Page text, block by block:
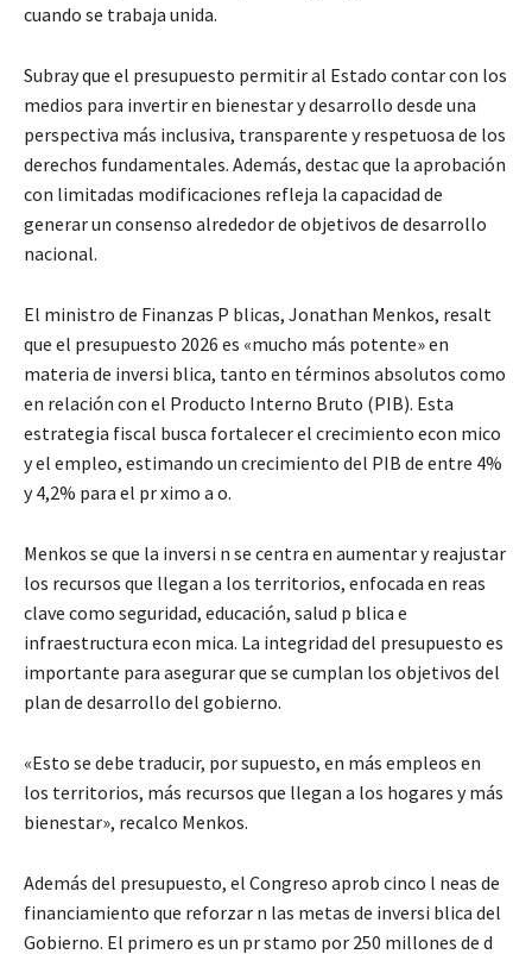
cuando se trabaja unida.
Subray que el presupuesto permitir al Estado contar con los
medios para invertir en bienestar y desarrollo desde una
perspectiva más inclusiva, transparente y respetuosa de los
derechos fundamentales. Además, destac que la aprobación
con limitadas modificaciones refleja la capacidad de
generar un consenso alrededor de objetivos de desarrollo
nacional.
El ministro de Finanzas P blicas, Jonathan Menkos, resalt
que el presupuesto 2026 es «mucho más potente» en
materia de inversi blica, tanto en términos absolutos como
en relación con el Producto Interno Bruto (PIB). Esta
estrategia fiscal busca fortalecer el crecimiento econ mico
y el empleo, estimando un crecimiento del PIB de entre 4%
y 4,2% para el pr ximo a o.
Menkos se que la inversi n se centra en aumentar y reajustar
los recursos que llegan a los territorios, enfocada en reas
clave como seguridad, educación, salud p blica e
infraestructura econ mica. La integridad del presupuesto es
importante para asegurar que se cumplan los objetivos del
plan de desarrollo del gobierno.
«Esto se debe traducir, por supuesto, en más empleos en
los territorios, más recursos que llegan a los hogares y más
bienestar», recalco Menkos.
Además del presupuesto, el Congreso aprob cinco l neas de
financiamiento que reforzar n las metas de inversi blica del
Gobierno. El primero es un pr stamo por 250 millones de d